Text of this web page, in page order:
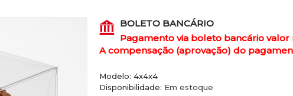
BOLETO BANCÁRIO
Pagamento via boleto bancário valor
A compensação (aprovação) do
Modelo: 4x4x4
Disponibilidade: Em estoque